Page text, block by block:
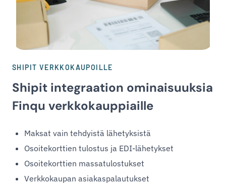
SHIPIT VERKKOKAUPOILLE
Shipit integraation ominaisuuksia
Finqu verkkokauppiaille
Maksat vain tehdyistä lähetyksistä
Osoitekorttien tulostus ja EDI-lähetykset
Osoitekorttien massatulostukset
Verkkokaupan asiakaspalautukset